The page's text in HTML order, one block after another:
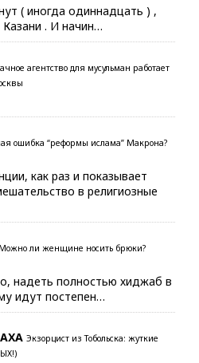
( иногда одиннадцать ) ,
Казани . И начин…
агентство для мусульман работает
ошибка “реформы ислама” Макрона?
как раз и показывает
в религиозные
Можно ли женщине носить брюки?
надеть полностью хиджаб в
идут постепен…
Экзорцист из Тобольска: жуткие